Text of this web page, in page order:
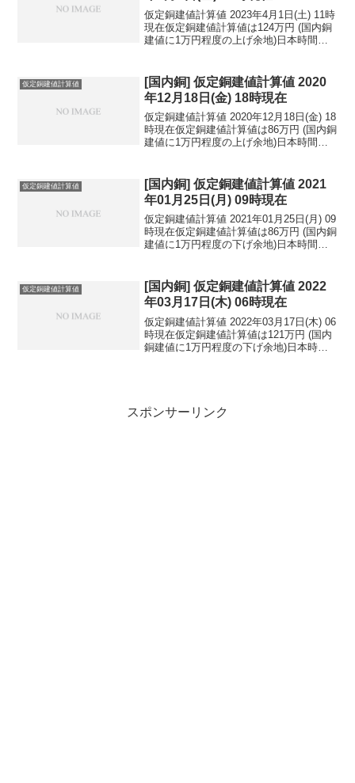
仮定銅建値計算値 2023年4月1日(土) 11時
現在仮定銅建値計算値は124万円 (国内銅
建値に1万円程度の上げ余地)日本時間
ドル：13...
仮定銅建値計算値
[国内銅] 仮定銅建値計算値 2020
年12月18日(金) 18時現在
仮定銅建値計算値 2020年12月18日(金) 18
時現在仮定銅建値計算値は86万円 (国内銅
建値に1万円程度の上げ余地)日本時間
民元：1...
仮定銅建値計算値
[国内銅] 仮定銅建値計算値 2021
年01月25日(月) 09時現在
仮定銅建値計算値 2021年01月25日(月) 09
時現在仮定銅建値計算値は86万円 (国内銅
建値に1万円程度の下げ余地)日本時間
民元：1...
仮定銅建値計算値
[国内銅] 仮定銅建値計算値 2022
年03月17日(木) 06時現在
仮定銅建値計算値 2022年03月17日(木) 06
時現在仮定銅建値計算値は121万円 (国内
銅建値に1万円程度の下げ余地)日本時間
スポンサーリンク